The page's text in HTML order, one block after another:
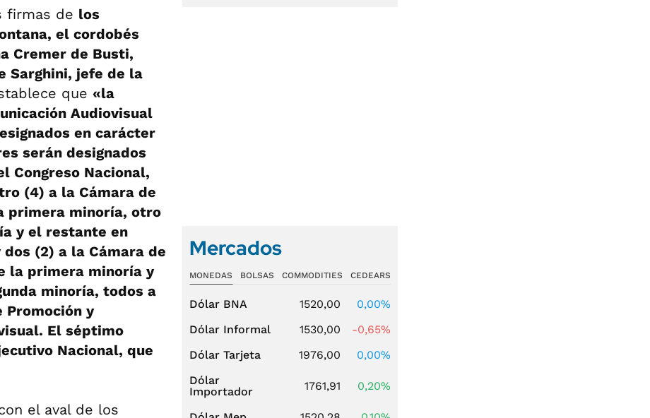
firmas de los
el cordobés
Cremer de Busti,
Sarghini, jefe de la
que «la
Audiovisual
en carácter
serán designados
Congreso Nacional,
(4) a la Cámara de
primera minoría, otro
y el restante en
(2) a la Cámara de
la primera minoría y
minoría, todos a
Promoción y
El séptimo
Nacional, que
el aval de los
Mercados
MONEDAS BOLSAS COMMODITIES CEDEARS
Dólar BNA 1520,00
0,00%
Dólar Informal
1530,00
-0,65%
Dólar Tarjeta
1976,00
0,00%
Dólar
Importador
1761,91 0,20%